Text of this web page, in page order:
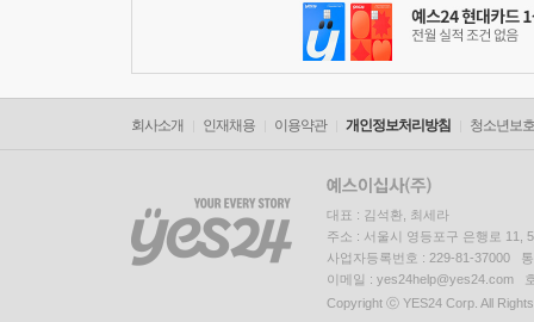
회사소개 인재채용 이용약관 개인정보처리방침 청소년보
대표 : 김석환, 최세라
주소 : 서울시 영등포구 은행로 11,
사업자등록번호 : 229-81-37000
이메일 : yes24help@yes24.com
Copyright ⓒ YES24 Corp. All